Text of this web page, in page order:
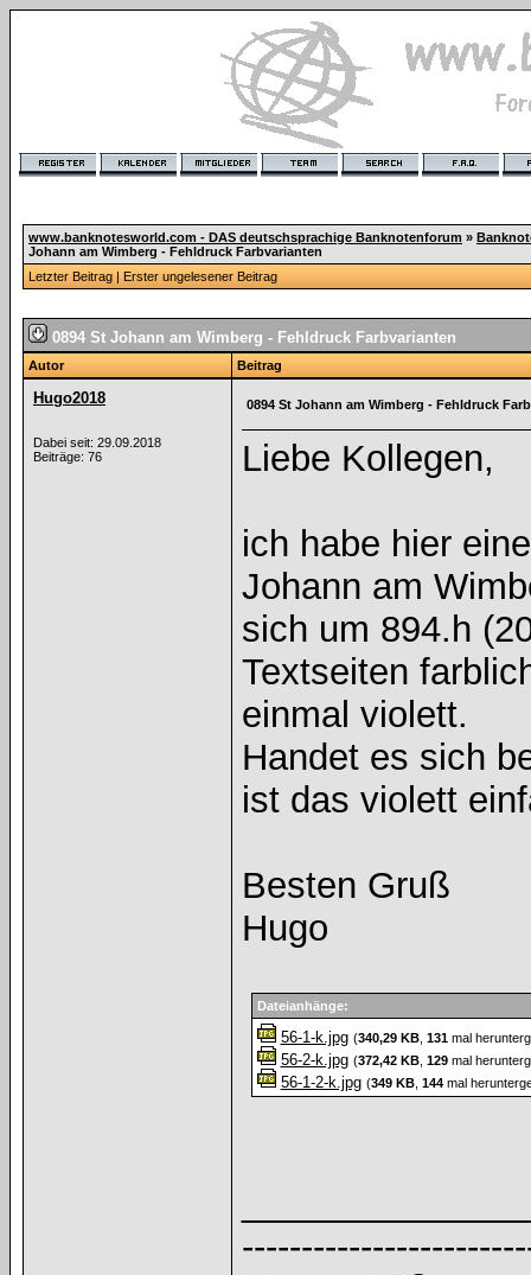
www.banknotesworld.com - DAS deutschsprachige Banknotenforum »
Johann am Wimberg - Fehldruck Farbvarianten
Letzter Beitrag | Erster ungelesener Beitrag
0894 St Johann am Wimberg - Fehldruck Farbvarianten
Autor Beitrag
Hugo2018
Dabei seit: 29.09.2018
Beiträge: 76
0894 St Johann am Wimberg - Fehldruck
Liebe Kollegen,
ich habe hier
Johann am
sich um 894.h
Textseiten
einmal violett.
Handet es sich
ist das violett
Besten Gruß
Hugo
Dateianhänge:
56-1-k.jpg (340,29 KB, 131mal
56-2-k.jpg (372,42 KB, 129mal
56-1-2-k.jpg (349 KB, 144mal